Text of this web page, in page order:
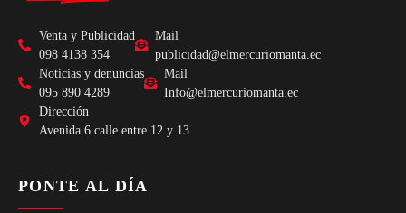
Venta y Publicidad
098 4138 354
Mail
publicidad@elmercuriomanta.ec
Noticias y denuncias
095 890 4289
Mail
Info@elmercuriomanta.ec
Dirección
Avenida 6 calle entre 12 y 13
PONTE AL DÍA